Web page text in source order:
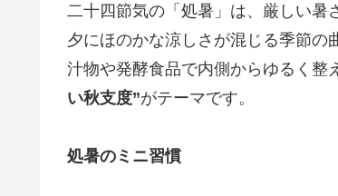
二十四節気の「処暑」は、厳しい暑
夕にほのかな涼しさが混じる季節の
汁物や発酵食品で内側からゆるく整
い秋支度”がテーマです。
処暑のミニ習慣